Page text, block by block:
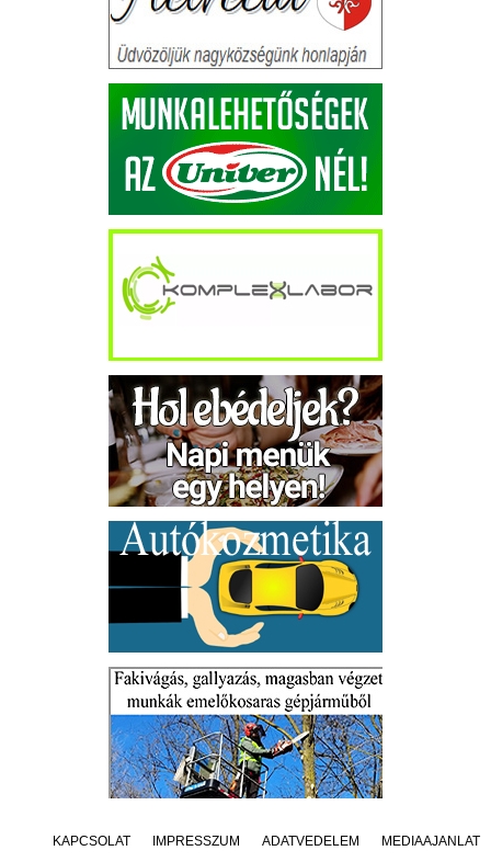
KAPCSOLAT IMPRESSZUM ADATVÉDELEM MÉDIAAJÁNLAT